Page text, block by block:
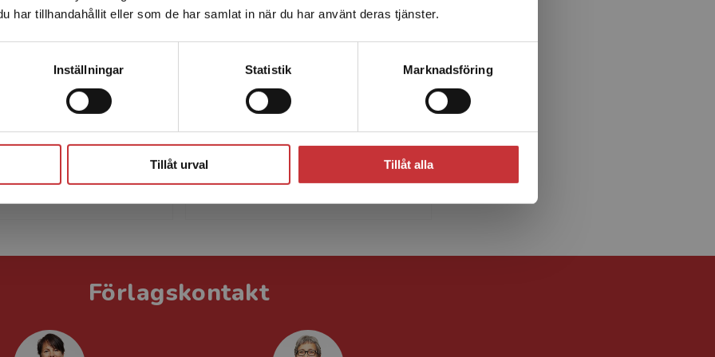
har tillhandahållit eller som de har samlat in när du har använt deras tjänster.
Inställningar Statistik Marknadsföring
Tillåt urval Tillåt alla
leveransadressen vara i Sverige.Läs mer
Jan Trost
(f.1935 avliden 2018)
vid Uppsala
och socialpsykologi.
Irene Levin
Irene Levin är professor emerita
vid OsloMet – storbyuniversitetet
i Oslo, där hon har forskat i socialt
arbete och socialpsykologi.
Förlagskontakt